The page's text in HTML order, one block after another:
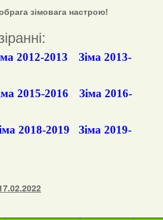
зімовага настрою!
2012-2013
Зіма 2013-
2015-2016
Зіма 2016-
2018-2019
Зіма 2019-